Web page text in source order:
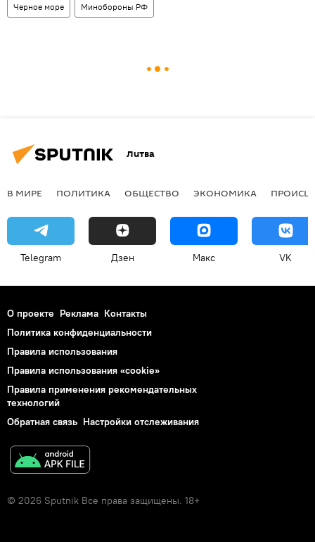
Черное море Минобороны РФ
Литва
В МИРЕ ПОЛИТИКА ОБЩЕСТВО ЭКОНОМИКА
Telegram Дзен Макс VK
О проекте Реклама Контакты
Политика конфиденциальности
Правила использования
Правила использования «cookie»
Правила применения рекомендательных
технологий
Обратная связь Настройки отслеживания
© 2026 Sputnik Все права защищены. 18+